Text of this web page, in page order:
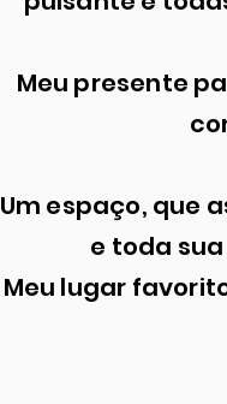
Meu presente
Um espaço, que
e toda
Meu lugar